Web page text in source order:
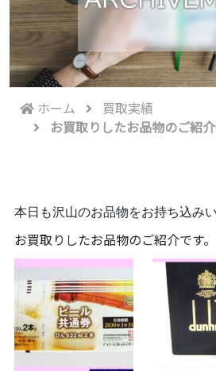
ホーム
買取実績
お買取りしたお品物のご紹
本日も沢山のお品物をお持ち込み
お買取りしたお品物のご紹介です。